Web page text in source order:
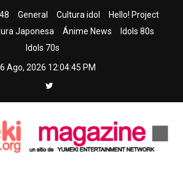
General Cultura idol
Hello! Project
Japonesa Ánime News
Idols 80s
Idols 70s
Ago, 2026 12:04:46 PM